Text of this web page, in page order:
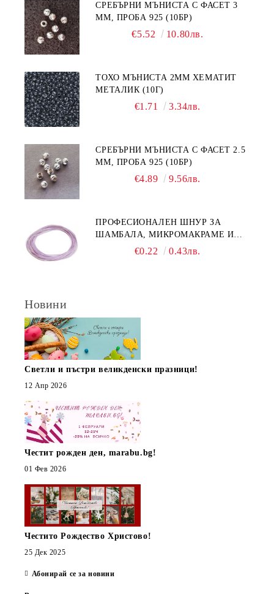
СРЕБЪРНИ МЪНИСТА С ФАСЕТ 3
ММ, ПРОБА 925 (10БР)
€5.52 10.80лв.
ТОХО МЪНИСТА 2ММ ХЕМАТИТ
МЕТАЛИК (10Г)
€1.71 3.34лв.
СРЕБЪРНИ МЪНИСТА С ФАСЕТ 2.5
ММ, ПРОБА 925 (10БР)
€4.89 9.56лв.
ПРОФЕСИОНАЛЕН ШНУР ЗА
ШАМБАЛА, МИКРОМАКРАМЕ И
ВЪЗЛИ,GRIFFIN, ЦВЯТ ЛЮЛЯК1ММ
€0.22 0.43лв.
Новини
Светли и пъстри великденски празници!
12 Апр 2026
Честит рожден ден, marabu.bg!
01 Фев 2026
Честито Рождество Христово!
25 Дек 2025
Абонирай се за новини